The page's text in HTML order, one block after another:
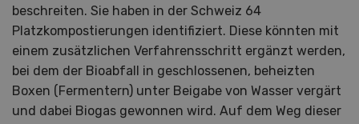
beschreiten. Sie haben in der Schweiz 64
Platzkompostierungen identifiziert. Diese könnten mit
einem zusätzlichen Verfahrensschritt ergänzt werden,
bei dem der Bioabfall in geschlossenen, beheizten
Boxen (Fermentern) unter Beigabe von Wasser vergärt
und dabei Biogas gewonnen wird. Auf dem Weg dieser